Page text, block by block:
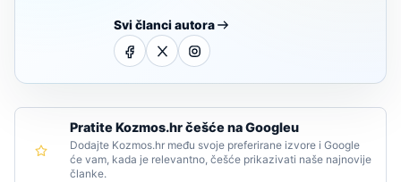
Svi članci autora
Pratite Kozmos.hr češće na Googleu
Dodajte Kozmos.hr među svoje preferirane izvore i Google
će vam, kada je relevantno, češće prikazivati naše najnovije
članke.